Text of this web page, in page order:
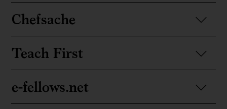
Chefsache
Teach First
e-fellows.net